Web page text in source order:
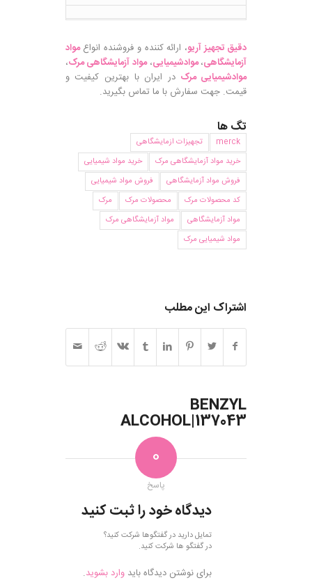
دقیق تجهیز آریو، ارائه کننده و فروشنده انواعمواد
آزمایشگاهی،موادشیمیایی،مواد آزمایشگاهی مرک،
موادشیمیایی مرک در ایران با بهترین کیفیت و
قیمت. جهت سفارش با ما تماس بگیرید.
تگ ها
merck
تجهیزات ازمایشگاهی
خرید مواد آزمایشگاهی مرک
خرید مواد شیمیایی
فروش مواد آزمایشگاهی
فروش مواد شیمیایی
کد محصولات مرک
محصولات مرک
مرک
مواد آزمایشگاهی
مواد آزمایشگاهی مرک
مواد شیمیایی مرک
اشتراک این مطلب
BENZYL
ALCOHOL|137043
0
پاسخ
دیدگاه خود را ثبت کنید
تمایل دارید در گفتگوها شرکت کنید؟
در گفتگو ها شرکت کنید.
برای نوشتن دیدگاه باید وارد بشوید.